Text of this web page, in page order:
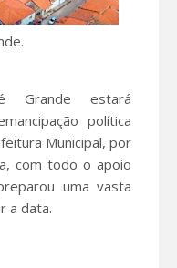
Grande estará
política
Municipal, por
com todo o apoio
uma vasta
a data.